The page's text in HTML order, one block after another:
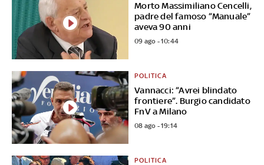
Morto Massimiliano Cencelli,
padre del famoso “Manuale”
aveva 90 anni
09 ago - 10:44
Vannacci: “Avrei blindato
frontiere”. Burgio candidato
FnV a Milano
POLITICA
08 ago - 19:14
POLITICA